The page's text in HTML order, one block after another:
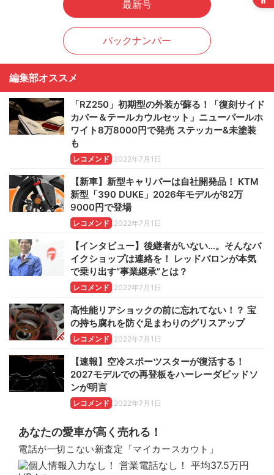
最新号
バックナンバー
編集部オススメ
「RZ250」初期型の外装が蘇る！「復刻サイド
カバー＆テールカウルセット」ニューパールホ
ワイト8万8000円で発売 ステッカー&未塗装
も
レコメンド 2022年7月1日
【新車】新型キャリパーは自社開発品！ KTM
新型「390 DUKE」2026年モデルが82万
9000円で登場
レコメンド 2022年7月1日
【インタビュー】後継者がいない…。そんなバ
イクショップは連絡を！ レッドバロンが本気
で乗り出す“事業継承”とは？
レコメンド 2022年7月1日
高性能リアショックの前に忘れてない！？ 宝
の持ち腐れを防ぐ足まわりのグリスアップ
レコメンド 2022年7月1日
【速報】空冷スポーツスターが復活する！
2027モデルでの再登板をハーレーダビッドソ
ンが明言
レコメンド 2022年7月1日
あなたの愛車が高く売れる！
電話が一切こない新査定「マイカースカウト」